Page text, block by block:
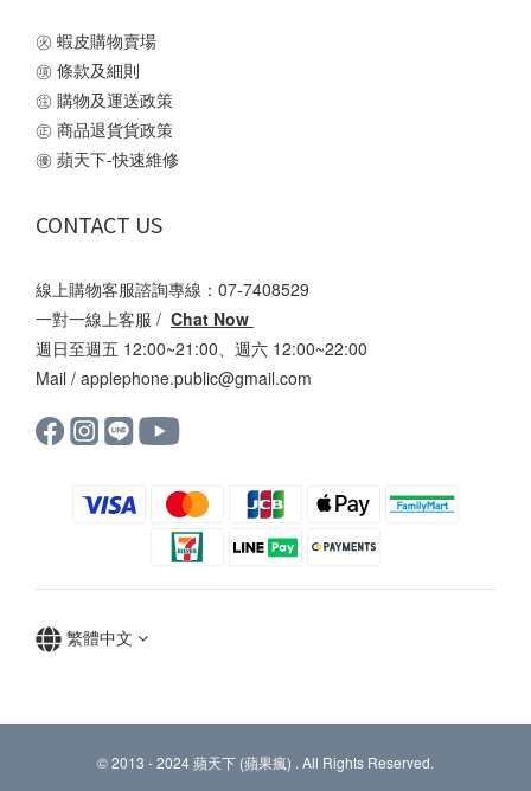
㊋ 蝦皮購物賣場
㊠ 條款及細則
㊟ 購物及運送政策
㊣ 商品退貨貨政策
㊝ 蘋天下-快速維修
CONTACT US
線上購物客服諮詢專線：07-7408529
一對一線上客服 / Chat Now
週日至週五 12:00~21:00、週六 12:00~22:00
Mail / applephone.public@gmail.com
繁體中文
© 2013 - 2024 蘋天下 (蘋果瘋) . All Rights Reserved.